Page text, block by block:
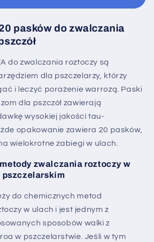
pszczelich
|
Opakowanie
sztuk
pasków do zwalczania
do zwalczania roztoczy są
dla pszczelarzy, którzy
i leczyć porażenie warrozą. Paski
dla pszczół zawierają
wysokiej jakości tau-
opakowanie zawiera 20 pasków,
wielokrotne zabiegi w ulach.
zwalczania roztoczy w
pszczelarskim
do chemicznych metod
w ulach i jest jednym z
sposobów walki z
w pszczelarstwie. Jeśli w tym